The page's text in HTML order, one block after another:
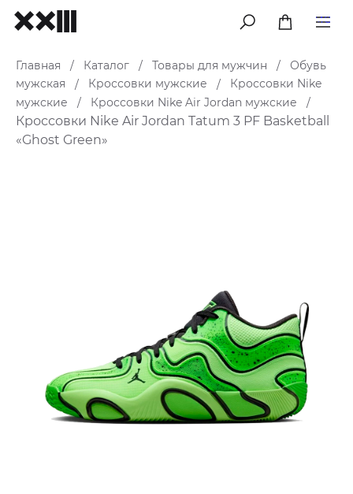
меню
Главная / Каталог / Товары для мужчин /
Обувь
мужская
/ Кроссовки мужские /
Кроссовки Nike
мужские
/ Кроссовки Nike Air Jordan мужские /
Кроссовки Nike Air Jordan Tatum 3 PF Basketball
«Ghost Green»